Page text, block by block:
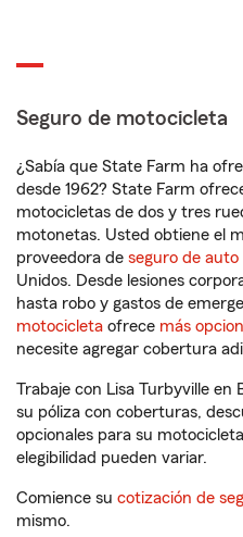
Seguro de motocicleta
¿Sabía que State Farm ha
desde 1962? State Farm
motocicletas de dos y tres
motonetas. Usted obtiene el
proveedora de seguro de auto
Unidos. Desde lesiones
hasta robo y gastos de
motocicleta ofrece más
necesite agregar cobertura
Trabaje con Lisa Turbyville en
su póliza con coberturas,
opcionales para su
elegibilidad pueden variar.
Comience su cotización de
mismo.